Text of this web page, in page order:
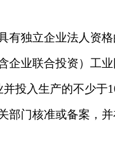
有独立企业法人资
企业联合投资）工
投入生产的不少
部门核准或备案，